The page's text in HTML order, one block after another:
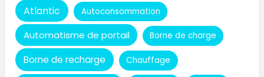
Atlantic Autoconsommation
Automatisme de portail Borne de charge
Borne de recharge Chauffage